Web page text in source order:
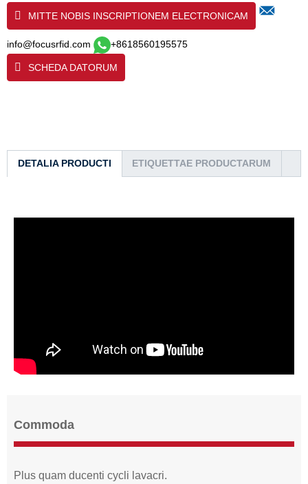
MITTE NOBIS INSCRIPTIONEM ELECTRONICAM
info@focusrfid.com +8618560195575
SCHEDA DATORUM
DETALIA PRODUCTI ETIQUETTAE PRODUCTARUM
Commoda
Plus quam ducenti cycli lavacri.